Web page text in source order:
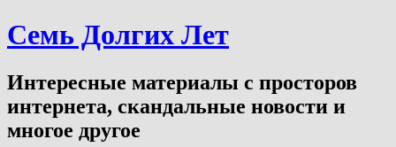
Семь Долгих Лет
Интересные материалы с просторов
интернета, скандальные новости и
многое другое